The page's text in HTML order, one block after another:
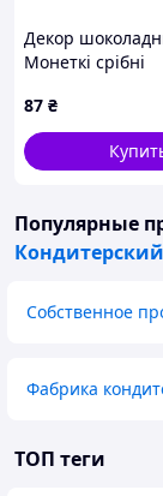
Декор
Монеткі срібні
87 ₴
Популярные
Собственное
Фабрика
ТОП теги